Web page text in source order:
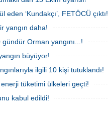
eden ‘Kundakçı’, FETÖCÜ çıktı!
yangın daha!
Orman yangını...!
büyüyor!
ilgili 10 kişi tutuklandı!
enerji tüketimi ülkeleri geçti!
kabul edildi!